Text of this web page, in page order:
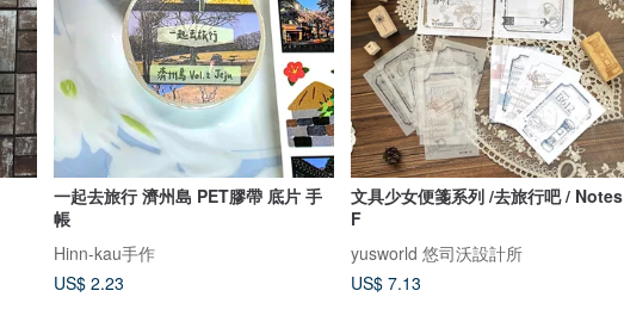
一起去旅行 濟州島 PET膠帶 底片 手
帳
Hinn-kau手作
US$ 2.23
文具少女便箋系列 /去旅行吧 / Notes
F
yusworld 悠司沃設計所
US$ 7.13